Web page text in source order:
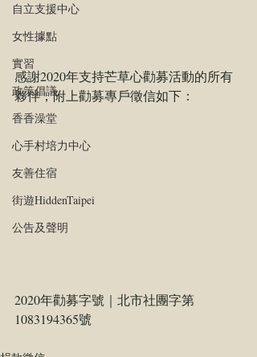
自立支援中心
女性據點
實習
政策倡議
香香澡堂
心手村培力中心
友善住宿
街遊HiddenTaipei
公告及聲明
感謝2020年支持芒草心勸募活動的所有
夥伴，附上勸募專戶徵信如下：
2020年勸募字號｜北市社團字第
1083194365號